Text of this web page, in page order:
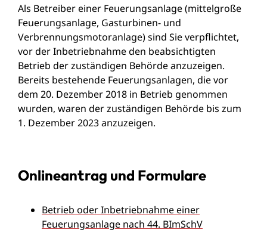
Als Betreiber einer Feuerungsanlage (mittelgroße
Feuerungsanlage, Gasturbinen- und
Verbrennungsmotoranlage) sind Sie verpflichtet,
vor der Inbetriebnahme den beabsichtigten
Betrieb der zuständigen Behörde anzuzeigen.
Bereits bestehende Feuerungsanlagen, die vor
dem 20. Dezember 2018 in Betrieb genommen
wurden, waren der zuständigen Behörde bis zum
1. Dezember 2023 anzuzeigen.
Onlineantrag und Formulare
Betrieb oder Inbetriebnahme einer
Feuerungsanlage nach 44. BImSchV